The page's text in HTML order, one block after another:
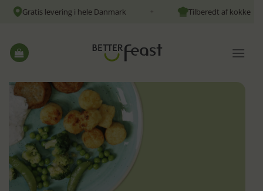
Fortsætlevering i hele Danmark Tilberedt af kokke